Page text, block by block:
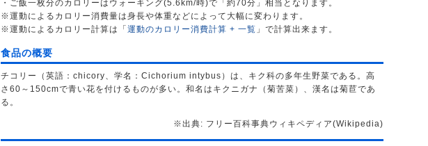
・ご飯一枚分のカロリーはウォーキング(5.6km/時)で「約70分」相当となります。
※運動によるカロリー消費量は身長や体重などによって大幅に変わります。
※運動によるカロリー計算は「 運動のカロリー消費計算 + 一覧 」で計算出来ます。
食品の概要
チコリー（英語：chicory、学名：Cichorium intybus）は、キク科の多年生野菜である。高
さ60～150cmで青い花を付けるものが多い。和名はキクニガナ（菊苦菜）、漢名は菊苣であ
る。
※出典: フリー百科事典ウィキペディア(Wikipedia)